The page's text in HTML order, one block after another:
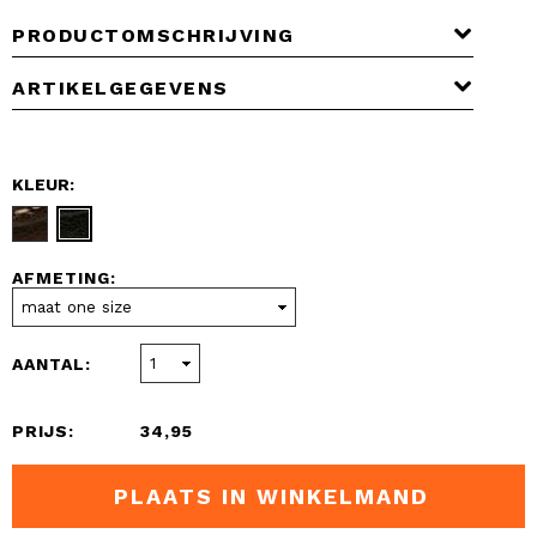
PRODUCTOMSCHRIJVING
ARTIKELGEGEVENS
KLEUR:
AFMETING:
AANTAL:
PRIJS: 34,95
PLAATS IN WINKELMAND